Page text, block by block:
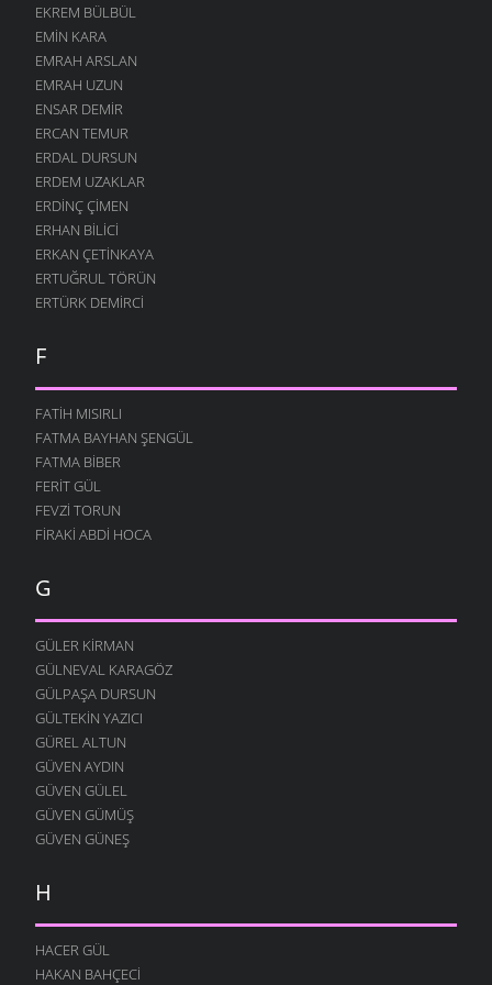
13 AĞUSTOS 2004
SEN NIYE
12 AĞUSTOS 2004
NE GÜZELDIR
12 AĞUSTOS 2004
KARIŞTIN
12 AĞUSTOS 2004
BÖYLE GITMEZ KI
12 AĞUSTOS 2004
GÖZLERIM
12 AĞUSTOS 2004
12 AĞUSTOS 2004
BOĞA DESTANI
12 AĞUSTOS 2004
İŞGÜZAR BABA
12 AĞUSTOS 2004
MURTEZ
12 AĞUSTOS 2004
12 AĞUSTOS 2004
FESTIVAL
12 AĞUSTOS 2004
MERAKLI MELAHAT
12 AĞUSTOS 2004
HALK EĞITIMI
12 AĞUSTOS 2004
HASTAHANEDE DURUM
GIDIYORUZ
ÖZÜRLÜ YAŞAMAK
12 AĞUSTOS 2004
EKREM BÜLBÜL
EMIN KARA
EMRAH ARSLAN
EMRAH UZUN
ENSAR DEMIR
ERCAN TEMUR
ERDAL DURSUN
ERDEM UZAKLAR
ERDINÇ ÇIMEN
ERHAN BILICI
ERKAN ÇETINKAYA
ERTUĞRUL TÖRÜN
ERTÜRK DEMIRCI
F
FATIH MISIRLI
FATMA BAYHAN ŞENGÜL
FATMA BIBER
FERIT GÜL
FEVZI TORUN
FIRAKI ABDI HOCA
G
GÜLER KIRMAN
GÜLNEVAL KARAGÖZ
GÜLPAŞA DURSUN
GÜLTEKIN YAZICI
GÜREL ALTUN
GÜVEN AYDIN
GÜVEN GÜLEL
GÜVEN GÜMÜŞ
GÜVEN GÜNEŞ
H
HACER GÜL
HAKAN BAHÇECI